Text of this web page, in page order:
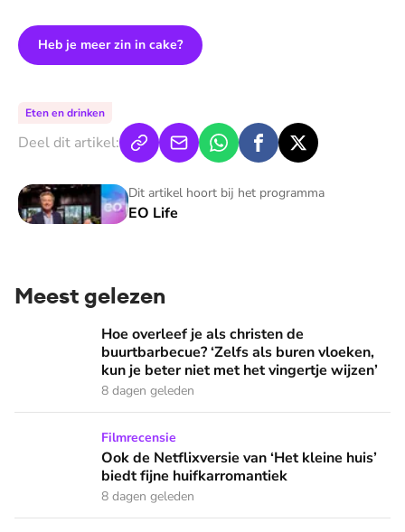
Heb je meer zin in cake?
Eten en drinken
Deel dit artikel:
Dit artikel hoort bij het programma
EO Life
EO Life
Meest gelezen
Hoe overleef je als christen de buurtbarbecue? ‘Zelfs als
Hoe overleef je als christen de
buurtbarbecue? ‘Zelfs als buren vloeken,
kun je beter niet met het vingertje wijzen’
8 dagen geleden
Ook de Netflixversie van ‘Het kleine huis’ biedt fijne
Filmrecensie
Ook de Netflixversie van ‘Het kleine huis’
biedt fijne huifkarromantiek
8 dagen geleden